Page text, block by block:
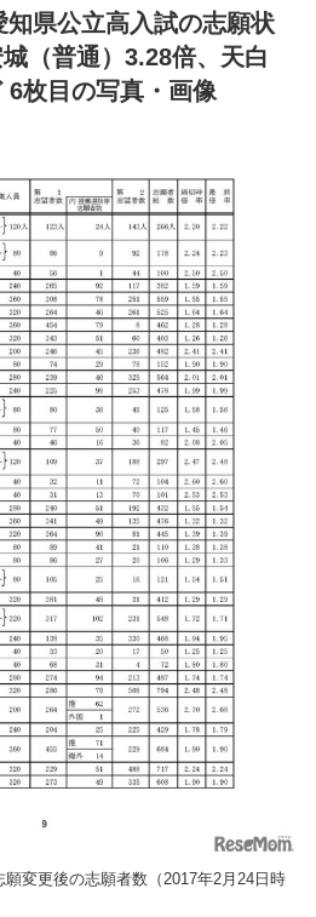
知県公立高入試の志願状
（普通）3.28倍、天白
6枚目の写真・画像
変更後の志願者数（2017年2月24日時